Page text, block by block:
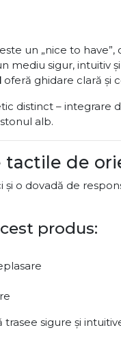
un „nice to have”,
mediu sigur, intuitiv
oferă ghidare clară și
distinct – integrare
alb.
tactile de
o dovadă de
produs:
trasee sigure și